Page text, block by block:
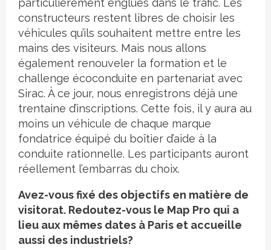
particulièrement englués dans le trafic. Les
constructeurs restent libres de choisir les
véhicules qu’ils souhaitent mettre entre les
mains des visiteurs. Mais nous allons
également renouveler la formation et le
challenge écoconduite en partenariat avec
Sirac. À ce jour, nous enregistrons déjà une
trentaine d’inscriptions. Cette fois, il y aura au
moins un véhicule de chaque marque
fondatrice équipé du boîtier d’aide à la
conduite rationnelle. Les participants auront
réellement l’embarras du choix.
Avez-vous fixé des objectifs en matière de
visitorat. Redoutez-vous le Map Pro qui a
lieu aux mêmes dates à Paris et accueille
aussi des industriels?